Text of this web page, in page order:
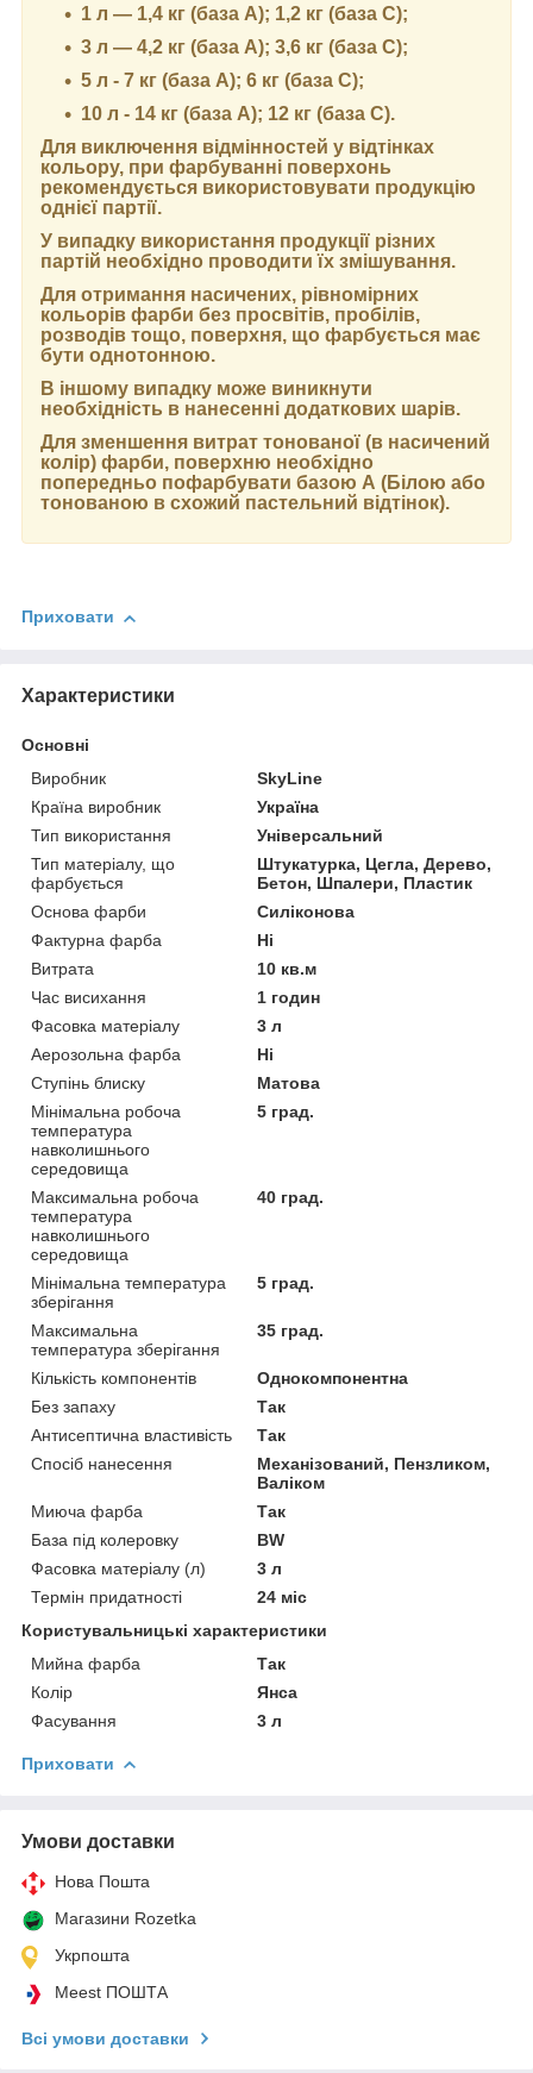
1 л — 1,4 кг (база А); 1,2 кг (база С);
3 л — 4,2 кг (база А); 3,6 кг (база C);
5 л - 7 кг (база А); 6 кг (база С);
10 л - 14 кг (база А); 12 кг (база С).
Для виключення відмінностей у відтінках
кольору, при фарбуванні поверхонь
рекомендується використовувати продукцію
однієї партії.
У випадку використання продукції різних
партій необхідно проводити їх змішування.
Для отримання насичених, рівномірних
кольорів фарби без просвітів, пробілів,
розводів тощо, поверхня, що фарбується має
бути однотонною.
В іншому випадку може виникнути
необхідність в нанесенні додаткових шарів.
Для зменшення витрат тонованої (в насичений
колір) фарби, поверхню необхідно
попередньо пофарбувати базою А (Білою або
тонованою в схожий пастельний відтінок).
Приховати
Характеристики
Основні
Виробник
SkyLine
Країна виробник
Україна
Тип використання
Універсальний
Тип матеріалу, що
фарбується
Штукатурка, Цегла, Дерево,
Бетон, Шпалери, Пластик
Основа фарби
Силіконова
Фактурна фарба
Ні
Витрата
10 кв.м
Час висихання
1 годин
Фасовка матеріалу
3 л
Аерозольна фарба
Ні
Ступінь блиску
Матова
Мінімальна робоча
температура
навколишнього
середовища
5 град.
Максимальна робоча
температура
навколишнього
середовища
40 град.
Мінімальна температура
зберігання
5 град.
Максимальна
температура зберігання
35 град.
Кількість компонентів
Однокомпонентна
Без запаху
Так
Антисептична властивість
Так
Спосіб нанесення
Механізований, Пензликом,
Валіком
Миюча фарба
Так
База під колеровку
BW
Фасовка матеріалу (л)
3 л
Термін придатності
24 міс
Користувальницькі характеристики
Мийна фарба
Так
Колір
Янса
Фасування
3 л
Приховати
Умови доставки
Нова Пошта
Магазини Rozetka
Укрпошта
Meest ПОШТА
Всі умови доставки